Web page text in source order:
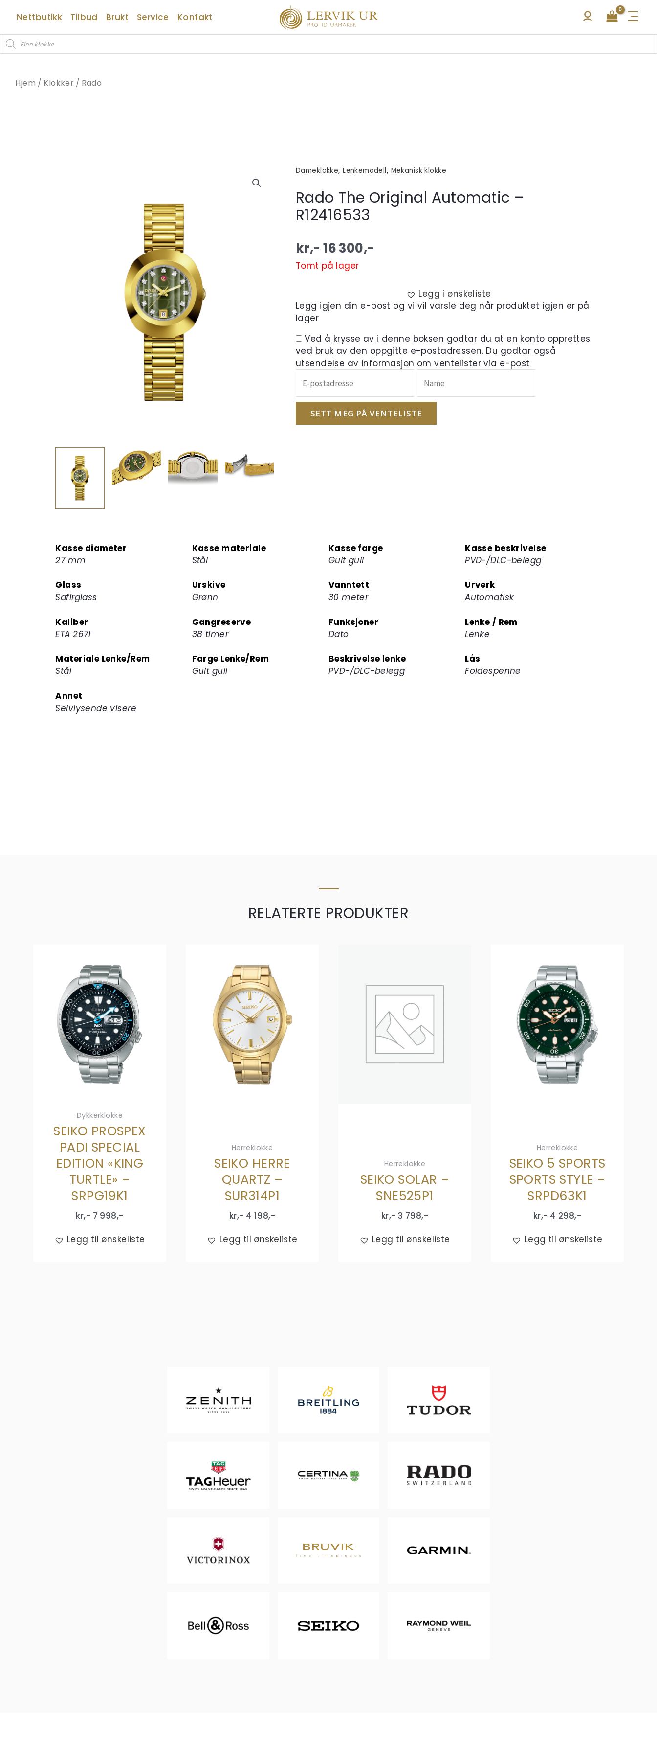
innholdet
Nettbutikk Tilbud Brukt Service
Kontakt
Products
search
Hjem / Klokker / Rado
Dameklokke,Lenkemodell, Mekanisk klokke
Rado The Original Automatic –
R12416533
kr,- 16 300,-
Tomt på lager
Legg i ønskeliste
Legg igjen din e-post og vi vil varsle deg når produktet igjen er på
lager
Ved å krysse av i denne boksen godtar du at en konto opprettes
ved bruk av den oppgitte e-postadressen. Du godtar også
utsendelse av informasjon om ventelister via e-post
inn
e-
postadressen
din
SETT MEG PÅ VENTELISTE
Kasse diameter
27 mm
Kasse materiale
Stål
Kasse farge
Gult gull
Kasse beskrivelse
PVD-/DLC-belegg
Glass
Safirglass
Urskive
Grønn
Vanntett
30 meter
Urverk
Automatisk
Kaliber
ETA 2671
Gangreserve
38 timer
Funksjoner
Dato
Lenke / Rem
Lenke
Materiale Lenke/Rem
Stål
Farge Lenke/Rem
Gult gull
Beskrivelse lenke
PVD-/DLC-belegg
Lås
Foldespenne
Annet
Selvlysende visere
RELATERTE PRODUKTER
Dykkerklokke
SEIKO PROSPEX
PADI SPECIAL
EDITION «KING
TURTLE» –
SRPG19K1
kr,- 7 998,-
Legg til ønskeliste
Herreklokke
SEIKO HERRE
QUARTZ –
SUR314P1
kr,- 4 198,-
Legg til ønskeliste
Herreklokke
SEIKO SOLAR –
SNE525P1
kr,- 3 798,-
Legg til ønskeliste
Herreklokke
SEIKO 5 SPORTS
SPORTS STYLE –
SRPD63K1
kr,- 4 298,-
Legg til ønskeliste